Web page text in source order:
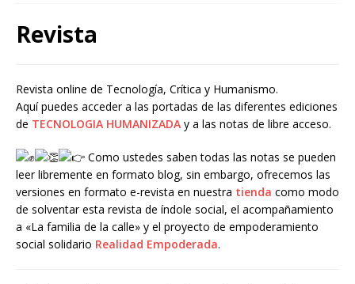
Revista
Revista online de Tecnología, Crítica y Humanismo.
Aquí puedes acceder a las portadas de las diferentes ediciones
de TECNOLOGIA HUMANIZADA y a las notas de libre acceso.
Como ustedes saben todas las notas se pueden
leer libremente en formato blog, sin embargo, ofrecemos las
versiones en formato e-revista en nuestra tienda como modo
de solventar esta revista de índole social, el acompañamiento
a «La familia de la calle» y el proyecto de empoderamiento
social solidario Realidad Empoderada.